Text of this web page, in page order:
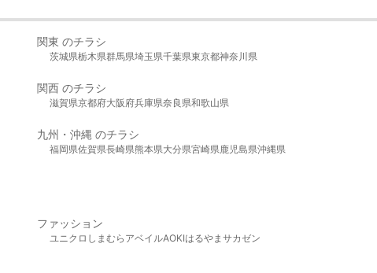
関東 のチラシ
茨城県栃木県群馬県埼玉県千葉県東京都神奈川県
関西 のチラシ
滋賀県京都府大阪府兵庫県奈良県和歌山県
九州・沖縄 のチラシ
福岡県佐賀県長崎県熊本県大分県宮崎県鹿児島県沖縄県
ファッション
ユニクロ しまむら アベイルAOKIはるやま サカゼン